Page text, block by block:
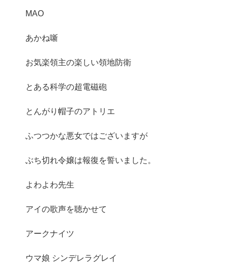
MAO
あかね噺
お気楽領主の楽しい領地防衛
とある科学の超電磁砲
とんがり帽子のアトリエ
ふつつかな悪女ではございますが
ぶち切れ令嬢は報復を誓いました。
よわよわ先生
アイの歌声を聴かせて
アークナイツ
ウマ娘 シンデレラグレイ